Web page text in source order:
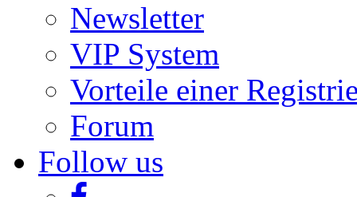
Newsletter
VIP System
Vorteile einer
Forum
Follow us